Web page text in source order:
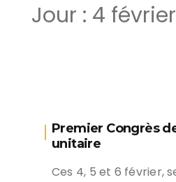
Jour : 4 février
Premier Congrès
unitaire
Ces 4, 5 et 6 février,